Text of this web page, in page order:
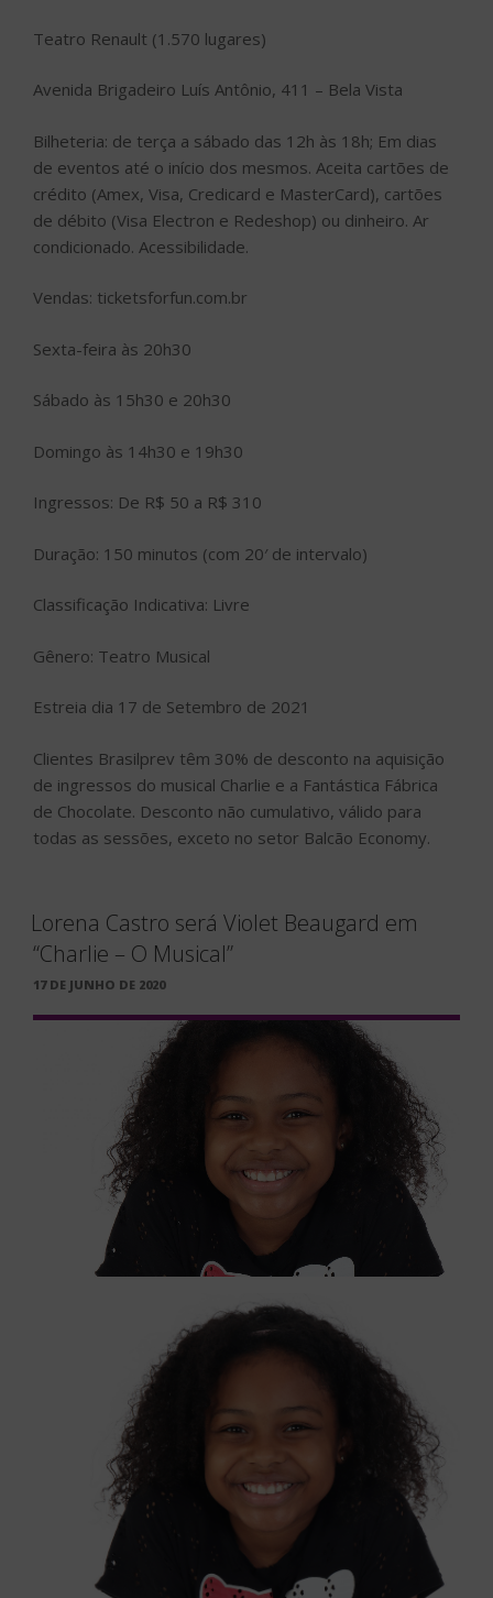
Teatro Renault (1.570 lugares)
Avenida Brigadeiro Luís Antônio, 411 – Bela Vista
Bilheteria: de terça a sábado das 12h às 18h; Em dias
de eventos até o início dos mesmos. Aceita cartões de
crédito (Amex, Visa, Credicard e MasterCard), cartões
de débito (Visa Electron e Redeshop) ou dinheiro. Ar
condicionado. Acessibilidade.
Vendas: ticketsforfun.com.br
Sexta-feira às 20h30
Sábado às 15h30 e 20h30
Domingo às 14h30 e 19h30
Ingressos: De R$ 50 a R$ 310
Duração: 150 minutos (com 20′ de intervalo)
Classificação Indicativa: Livre
Gênero: Teatro Musical
Estreia dia 17 de Setembro de 2021
Clientes Brasilprev têm 30% de desconto na aquisição
de ingressos do musical Charlie e a Fantástica Fábrica
de Chocolate. Desconto não cumulativo, válido para
todas as sessões, exceto no setor Balcão Economy.
Lorena Castro será Violet Beaugard em
“Charlie – O Musical”
PUBLICADO
17 DE JUNHO DE 2020